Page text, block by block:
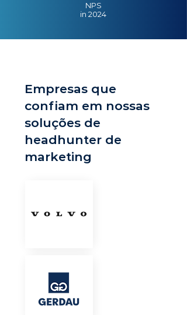
NPS
in 2024
Empresas que
confiam em nossas
soluções de
headhunter de
marketing